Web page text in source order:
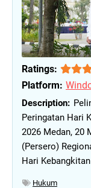
Ratings:
Platform:
Peringatan Hari
2026 Medan, 20
(Persero)
Hari
Hukum